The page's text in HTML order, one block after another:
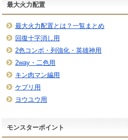
最大火力配置
最大火力配置とは？一覧まとめ
回復十字消し用
2色コンボ・列強化・英雄神用
2way・二色用
キン肉マン編用
ケプリ用
ヨウユウ用
モンスターポイント